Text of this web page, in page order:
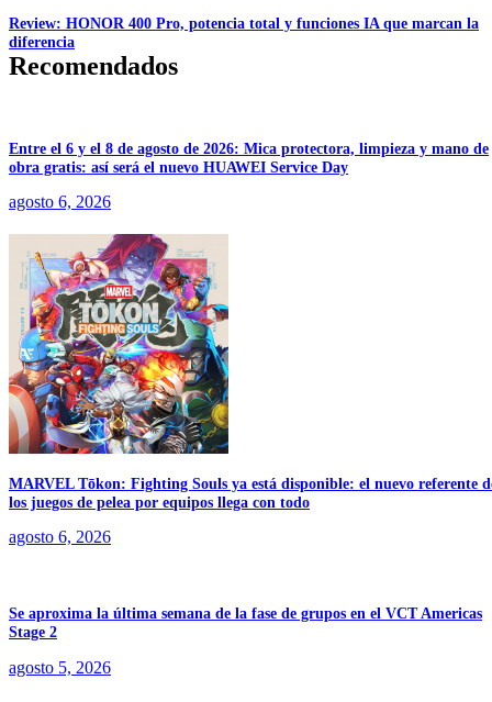
Review: HONOR 400 Pro, potencia total y funciones IA que marcan la
diferencia
Recomendados
Entre el 6 y el 8 de agosto de 2026: Mica protectora, limpieza y mano de
obra gratis: así será el nuevo HUAWEI Service Day
agosto 6, 2026
MARVEL Tōkon: Fighting Souls ya está disponible: el nuevo referente
los juegos de pelea por equipos llega con todo
agosto 6, 2026
Se aproxima la última semana de la fase de grupos en el VCT Americas
Stage 2
agosto 5, 2026